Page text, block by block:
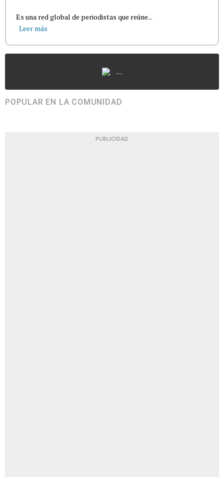
Es una red global de periodistas que reúne...
Leer más
...
POPULAR EN LA COMUNIDAD
PUBLICIDAD